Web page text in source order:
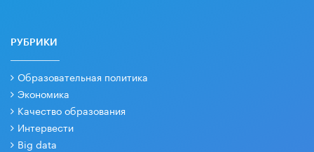
РУБРИКИ
Образовательная политика
Экономика
Качество образования
Интервести
Big data